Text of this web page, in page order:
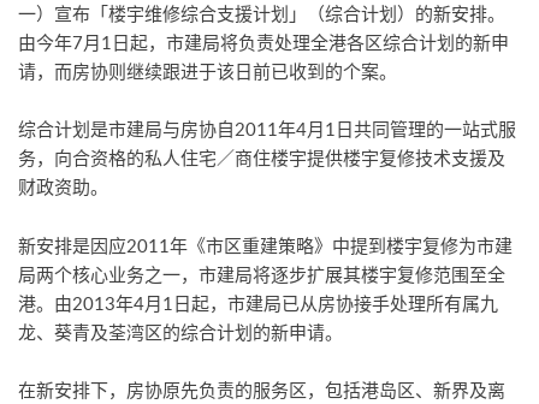
一）宣布「楼宇维修综合支援计划」（综合计划）的新安排。
由今年7月1日起，市建局将负责处理全港各区综合计划的新申
请，而房协则继续跟进于该日前已收到的个案。
综合计划是市建局与房协自2011年4月1日共同管理的一站式服
务，向合资格的私人住宅／商住楼宇提供楼宇复修技术支援及
财政资助。
新安排是因应2011年《市区重建策略》中提到楼宇复修为市建
局两个核心业务之一，市建局将逐步扩展其楼宇复修范围至全
港。由2013年4月1日起，市建局已从房协接手处理所有属九
龙、葵青及荃湾区的综合计划的新申请。
在新安排下，房协原先负责的服务区，包括港岛区、新界及离